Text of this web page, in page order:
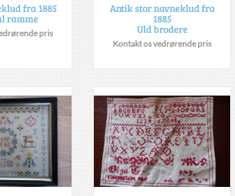
fra 1885
ramme
pris
Antik stor navneklud fra
1885
Uld brodere
Kontakt os vedrørende pris